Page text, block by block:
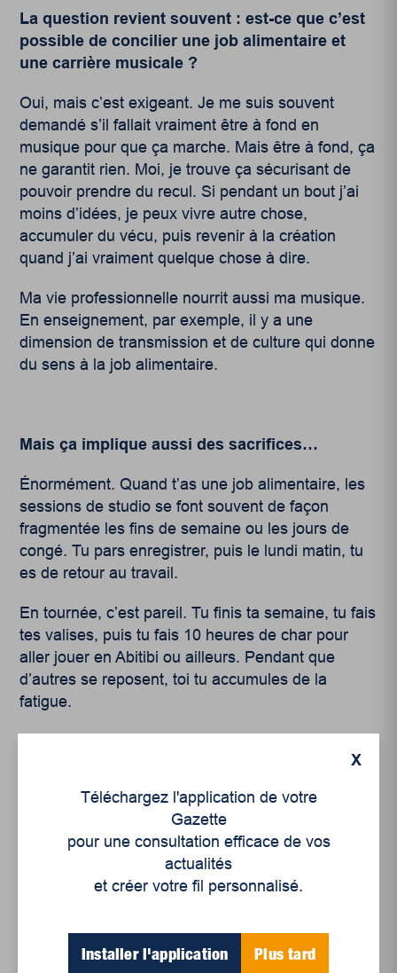
La question revient souvent : est-ce que c’est
possible de concilier une job alimentaire et
une carrière musicale ?
Oui, mais c’est exigeant. Je me suis souvent
demandé s’il fallait vraiment être à fond en
musique pour que ça marche. Mais être à fond, ça
ne garantit rien. Moi, je trouve ça sécurisant de
pouvoir prendre du recul. Si pendant un bout j’ai
moins d’idées, je peux vivre autre chose,
accumuler du vécu, puis revenir à la création
quand j’ai vraiment quelque chose à dire.
Ma vie professionnelle nourrit aussi ma musique.
En enseignement, par exemple, il y a une
dimension de transmission et de culture qui donne
du sens à la job alimentaire.
Mais ça implique aussi des sacrifices…
Énormément. Quand t’as une job alimentaire, les
sessions de studio se font souvent de façon
fragmentée les fins de semaine ou les jours de
congé. Tu pars enregistrer, puis le lundi matin, tu
es de retour au travail.
En tournée, c’est pareil. Tu finis ta semaine, tu fais
tes valises, puis tu fais 10 heures de char pour
aller jouer en Abitibi ou ailleurs. Pendant que
d’autres se reposent, toi tu accumules de la
fatigue.
vie. J’ai l’impression de vivre une aventure. J’ai
un personnage de roman. Je vis mon histoire. Me
priver de ça pour une stabilité parfaite, pour moi,
ce serait perdre le sens de ce que je fais.
Si un jeune artiste, un peu perdu, te demandait
des conseils, tu lui dirais quoi ?
X
Téléchargez l'application de votre
Gazette
pour une consultation efficace de vos
actualités
et créer votre fil personnalisé.
Installer l'application Plus tard